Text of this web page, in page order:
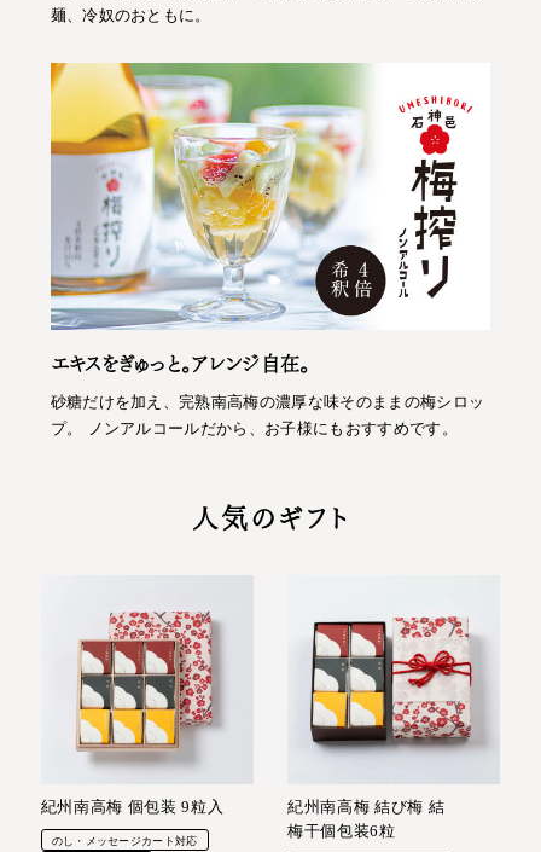
麺、冷奴のおともに。
エキスをぎゅっと。アレンジ自在。
砂糖だけを加え、完熟南高梅の濃厚な味そのままの梅シロッ
プ。 ノンアルコールだから、お子様にもおすすめです。
人気のギフト
紀州南高梅 個包装 9粒入
のし・メッセージカート対応
紀州南高梅 結び梅 結
梅干個包装6粒